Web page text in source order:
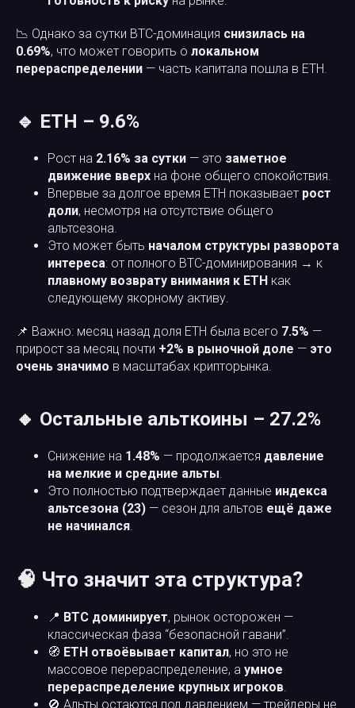
📉 Однако за сутки BTC-доминация снизилась на
0.69%, что может говорить о локальном
перераспределении — часть капитала пошла в ETH.
🔹 ETH – 9.6%
Рост на 2.16% за сутки — это заметное
движение вверх на фоне общего спокойствия.
Впервые за долгое время ETH показывает рост
доли, несмотря на отсутствие общего
альтсезона.
Это может быть началом структуры разворота
интереса: от полного BTC-доминирования → к
плавному возврату внимания к ETH как
следующему якорному активу.
📌 Важно: месяц назад доля ETH была всего 7.5% —
прирост за месяц почти +2% в рыночной доле — это
очень значимо в масштабах крипторынка.
🔸 Остальные альткоины – 27.2%
Снижение на 1.48% — продолжается давление
на мелкие и средние альты
Это полностью подтверждает данные индекса
альтсезона (23) — сезон для альтов ещё даже
не начинался
🧠 Что значит эта структура?
📍 BTC доминирует, рынок осторожен —
классическая фаза “безопасной гавани”.
🧭 ETH отвоёвывает капитал, но это не
массовое перераспределение, а умное
перераспределение крупных игроков
🚫 Альты остаются под давлением — трейдеры не